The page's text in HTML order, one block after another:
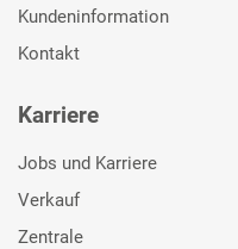
Kundeninformation
Kontakt
Karriere
Jobs und Karriere
Verkauf
Zentrale